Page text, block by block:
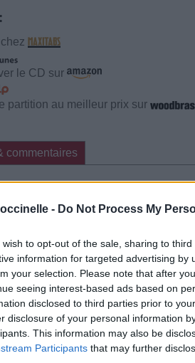
- Do Not Process My
wish to opt-out of the sale, sharing to
information for targeted advertising by
your selection. Please note that after
seeing interest-based ads based on
disclosed to third parties prior to
disclosure of your personal information
This information may also be
Participants that may further
le CD sur
partition au meilleur prix sur
commentaires